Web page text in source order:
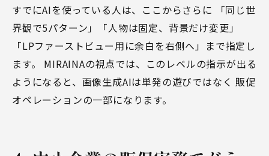
すでにAIを使っている人は、ここからさらに 「同じ世
界観で5パターン」「人物は固定、背景だけ変更」
「LPファーストビュー用に余白を右側へ」まで指定し
ます。 MIRAINAの視点では、このレベルの指示が出る
ようになると、画像生成AIは単発の遊びではなく 販促
オペレーションの一部になります。